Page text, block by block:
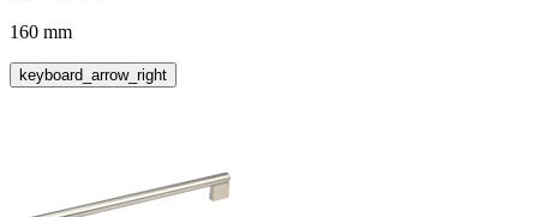
160 mm
keyboard_arrow_right